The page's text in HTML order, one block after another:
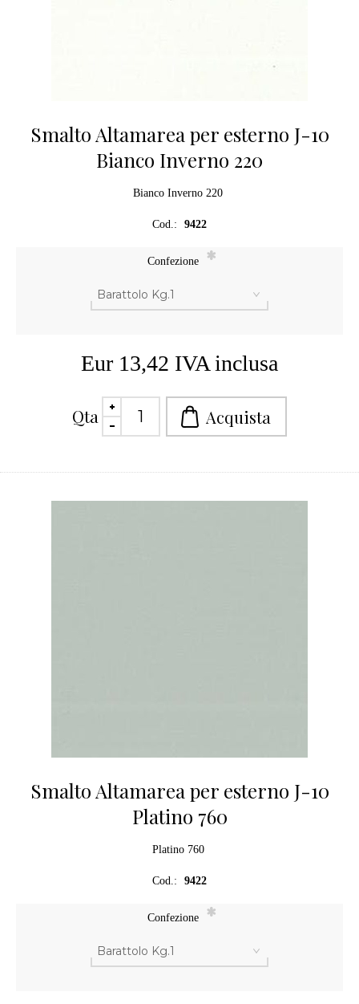
Smalto Altamarea per esterno J-10
Bianco Inverno 220
Bianco Inverno 220
Cod.: 9422
Confezione *
Eur 13,42 IVA inclusa
Qta
Smalto Altamarea per esterno J-10
Platino 760
Platino 760
Cod.: 9422
Confezione *